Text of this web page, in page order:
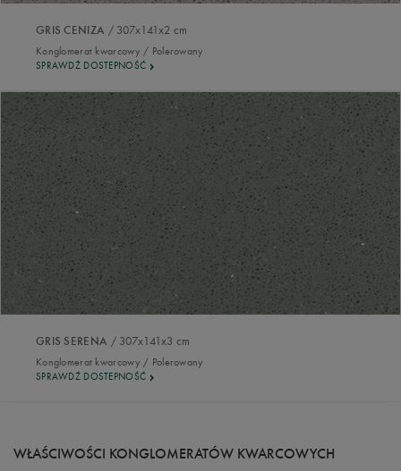
GRIS CENIZA / 307x141x2 cm
Konglomerat kwarcowy / Polerowany
SPRAWDŹ DOSTEPNOŚĆ
GRIS SERENA / 307x141x3 cm
Konglomerat kwarcowy / Polerowany
SPRAWDŹ DOSTEPNOŚĆ
WŁAŚCIWOŚCI KONGLOMERATÓW KWARCOWYCH